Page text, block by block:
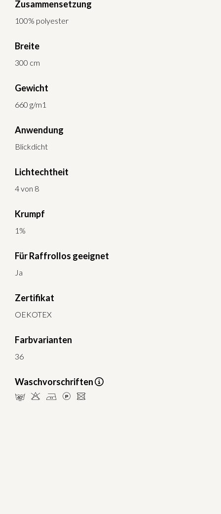
Zusammensetzung
100% polyester
Breite
300 cm
Gewicht
660 g/m1
Anwendung
Blickdicht
Lichtechtheit
4 von 8
Krumpf
1%
Für Raffrollos geeignet
Ja
Zertifikat
OEKOTEX
Farbvarianten
36
Waschvorschriften
nHELU